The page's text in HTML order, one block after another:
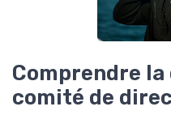
Comprendre
comité de